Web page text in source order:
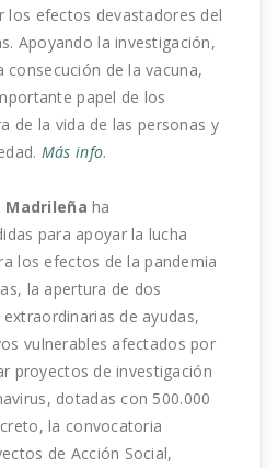
los efectos devastadores del
Apoyando la investigación,
consecución de la vacuna,
papel de los
de la vida de las personas y
Más info.
Madrileña ha
para apoyar la lucha
los efectos de la pandemia
la apertura de dos
de ayudas,
vulnerables afectados por
proyectos de investigación
dotadas con 500.000
la convocatoria
de Acción Social,